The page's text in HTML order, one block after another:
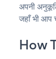
अपनी
जहाँ भी आप
How